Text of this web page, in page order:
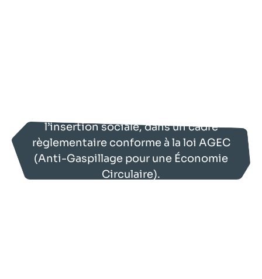
l’insertion sociale, dans un cadre
règlementaire conforme à la loi AGEC
(Anti-Gaspillage pour une Économie
Circulaire).